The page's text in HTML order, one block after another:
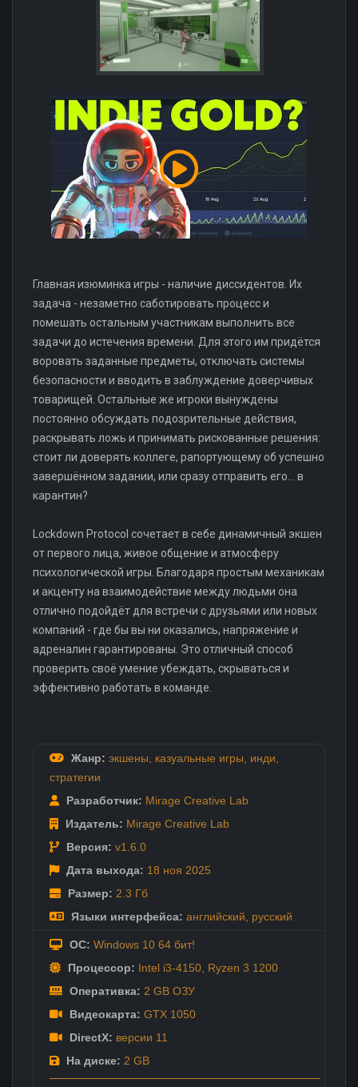
Главная изюминка игры - наличие диссидентов. Их
задача - незаметно саботировать процесс и
помешать остальным участникам выполнить все
задачи до истечения времени. Для этого им придётся
воровать заданные предметы, отключать системы
безопасности и вводить в заблуждение доверчивых
товарищей. Остальные же игроки вынуждены
постоянно обсуждать подозрительные действия,
раскрывать ложь и принимать рискованные решения:
стоит ли доверять коллеге, рапортующему об успешно
завершённом задании, или сразу отправить его... в
карантин?
Lockdown Protocol сочетает в себе динамичный экшен
от первого лица, живое общение и атмосферу
психологической игры. Благодаря простым механикам
и акценту на взаимодействие между людьми она
отлично подойдёт для встречи с друзьями или новых
компаний - где бы вы ни оказались, напряжение и
адреналин гарантированы. Это отличный способ
проверить своё умение убеждать, скрываться и
эффективно работать в команде.
Жанр: экшены казуальные игры инди
стратегии
Разработчик: Mirage Creative Lab
Издатель: Mirage Creative Lab
Версия: v1.6.0
Дата выхода: 18 ноя 2025
Размер: 2.3 Гб
Языки интерфейса: английский русский
ОС: Windows 10 64 бит!
Процессор: Intel i3-4150, Ryzen 3 1200
Оперативка: 2 GB ОЗУ
Видеокарта: GTX 1050
DirectX: версии 11
На диске: 2 GB